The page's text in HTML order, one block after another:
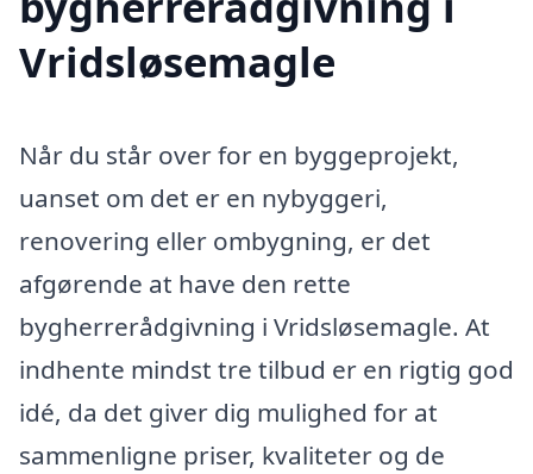
Vridsløsemagle
Når du står over for en byggeprojekt,
uanset om det er en nybyggeri,
renovering eller ombygning, er det
afgørende at have den rette
bygherrerådgivning i Vridsløsemagle. At
indhente mindst tre tilbud er en rigtig god
idé, da det giver dig mulighed for at
sammenligne priser, kvaliteter og de